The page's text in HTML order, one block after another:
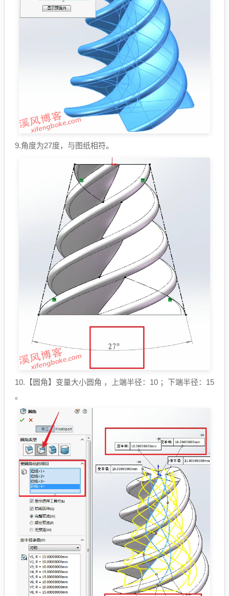
9.角度为27度，与图纸相符。
10.【圆角】变量大小圆角 ，上端半径：10 ；下端半径：15
。